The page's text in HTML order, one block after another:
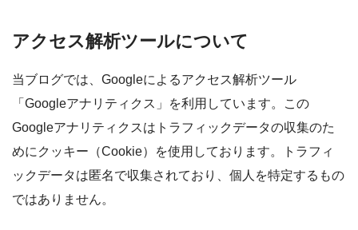
アクセス解析ツールについて
当ブログでは、Googleによるアクセス解析ツール
「Googleアナリティクス」を利用しています。この
Googleアナリティクスはトラフィックデータの収集のた
めにクッキー（Cookie）を使用しております。トラフィ
ックデータは匿名で収集されており、個人を特定するもの
ではありません。